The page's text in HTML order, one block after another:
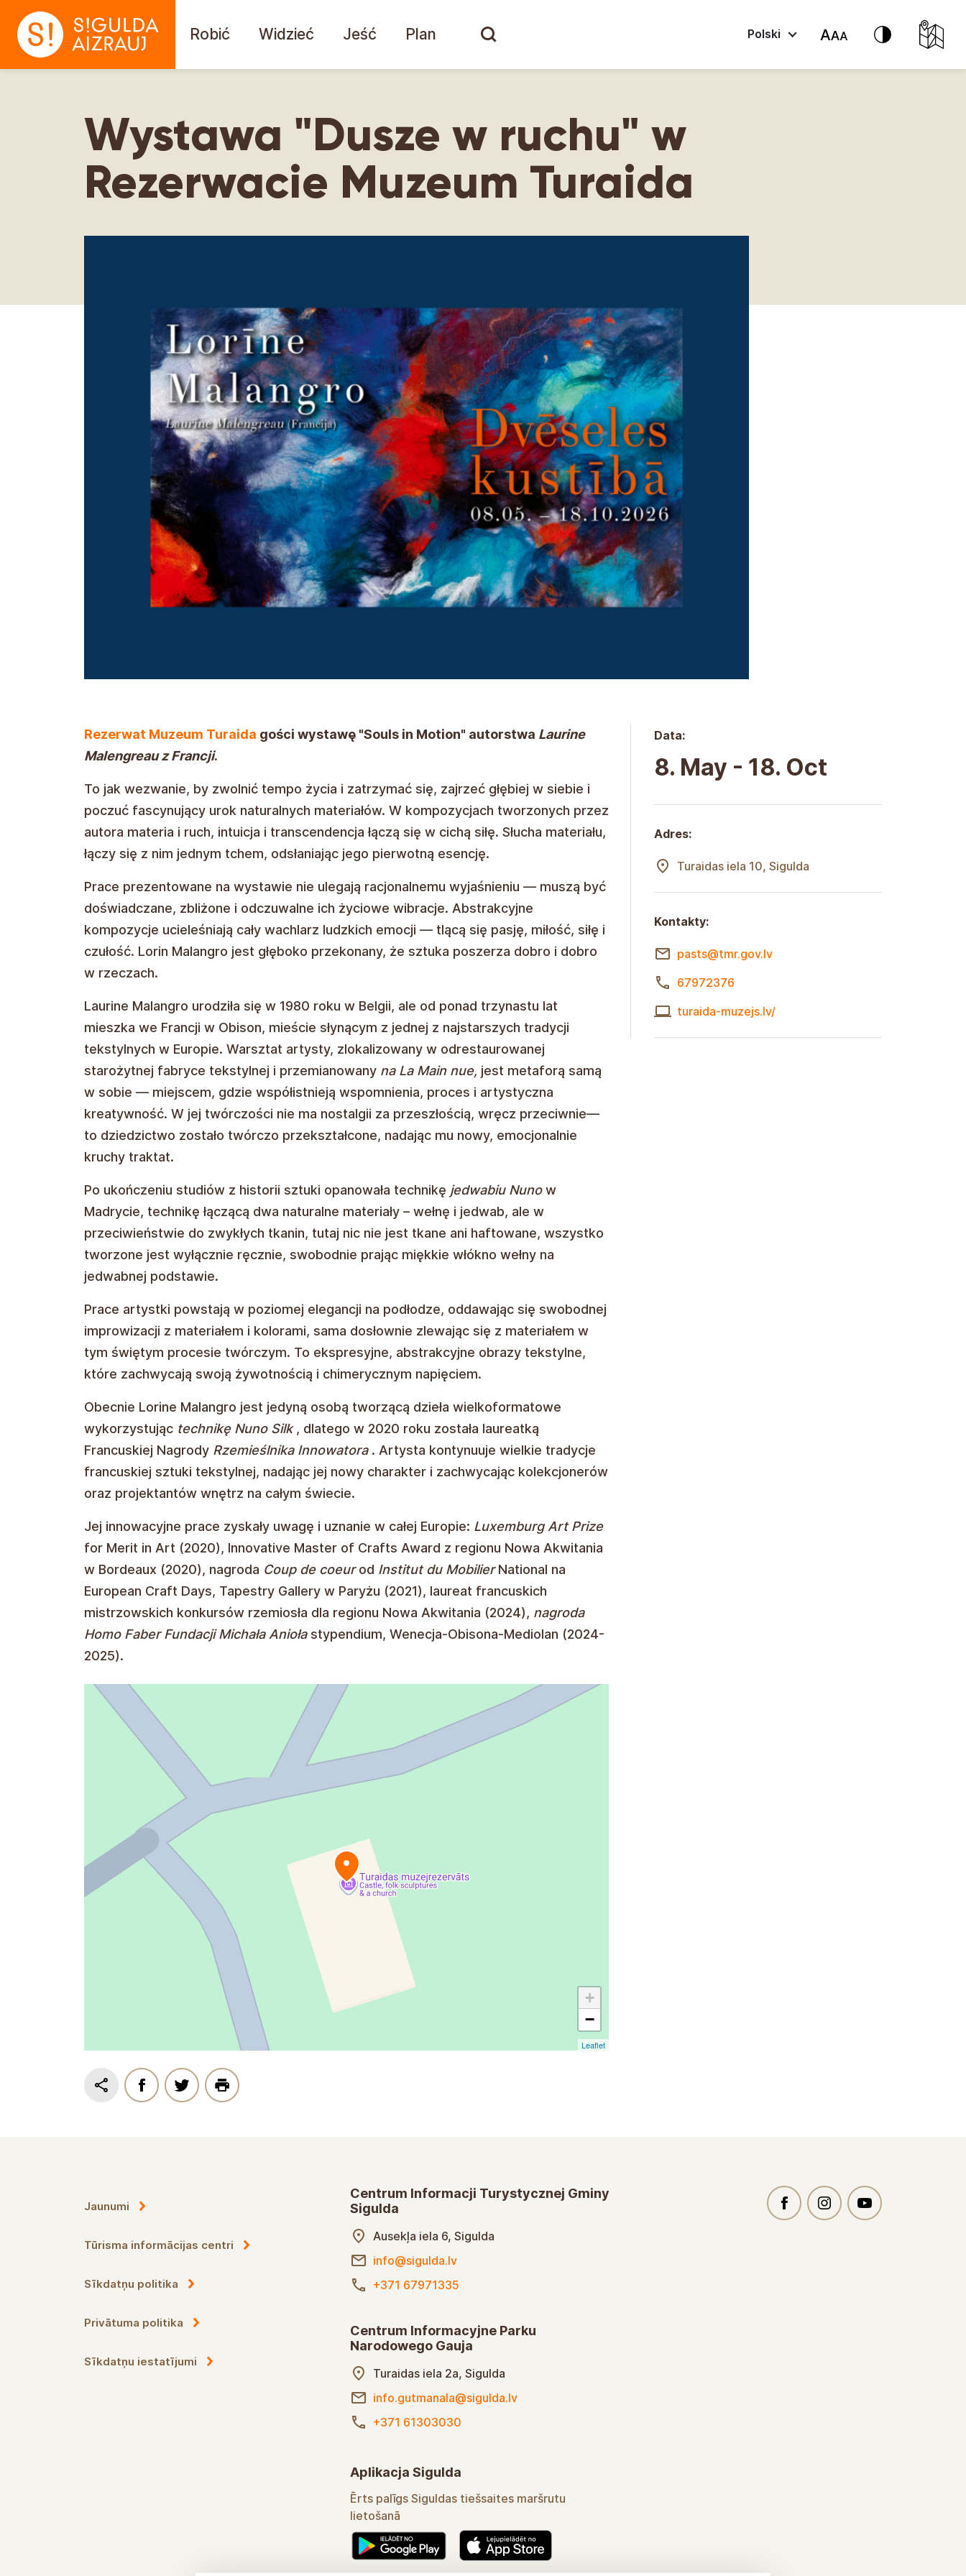
Robić Widzieć Jeść Plan Polski
Wystawa "Dusze w ruchu" w
Rezerwacie Muzeum Turaida
Rezerwat Muzeum Turaida gości wystawę "Souls in Motion" autorstwa Laurine
Malengreau z Francji.
To jak wezwanie, by zwolnić tempo życia i zatrzymać się, zajrzeć głębiej w siebie i
poczuć fascynujący urok naturalnych materiałów. W kompozycjach tworzonych przez
autora materia i ruch, intuicja i transcendencja łączą się w cichą siłę. Słucha materiału,
łączy się z nim jednym tchem, odsłaniając jego pierwotną esencję.
Prace prezentowane na wystawie nie ulegają racjonalnemu wyjaśnieniu — muszą być
doświadczane, zbliżone i odczuwalne ich życiowe wibracje. Abstrakcyjne
kompozycje ucieleśniają cały wachlarz ludzkich emocji — tlącą się pasję, miłość, siłę i
czułość. Lorin Malangro jest głęboko przekonany, że sztuka poszerza dobro i dobro
w rzeczach.
Laurine Malangro urodziła się w 1980 roku w Belgii, ale od ponad trzynastu lat
mieszka we Francji w Obison, mieście słynącym z jednej z najstarszych tradycji
tekstylnych w Europie. Warsztat artysty, zlokalizowany w odrestaurowanej
starożytnej fabryce tekstylnej i przemianowany na La Main nue, jest metaforą samą
w sobie — miejscem, gdzie współistnieją wspomnienia, proces i artystyczna
kreatywność. W jej twórczości nie ma nostalgii za przeszłością, wręcz przeciwnie—
to dziedzictwo zostało twórczo przekształcone, nadając mu nowy, emocjonalnie
kruchy traktat.
Po ukończeniu studiów z historii sztuki opanowała technikę jedwabiu Nunow
Madrycie, technikę łączącą dwa naturalne materiały – wełnę i jedwab, ale w
przeciwieństwie do zwykłych tkanin, tutaj nic nie jest tkane ani haftowane, wszystko
tworzone jest wyłącznie ręcznie, swobodnie prając miękkie włókno wełny na
jedwabnej podstawie.
Prace artystki powstają w poziomej elegancji na podłodze, oddawając się swobodnej
improwizacji z materiałem i kolorami, sama dosłownie zlewając się z materiałem w
tym świętym procesie twórczym. To ekspresyjne, abstrakcyjne obrazy tekstylne,
które zachwycają swoją żywotnością i chimerycznym napięciem.
Obecnie Lorine Malangro jest jedyną osobą tworzącą dzieła wielkoformatowe
wykorzystując technikę Nuno Silk, dlatego w 2020 roku została laureatką
Francuskiej Nagrody Rzemieślnika Innowatora. Artysta kontynuuje wielkie tradycje
francuskiej sztuki tekstylnej, nadając jej nowy charakter i zachwycając kolekcjonerów
oraz projektantów wnętrz na całym świecie.
Jej innowacyjne prace zyskały uwagę i uznanie w całej Europie: Luxemburg Art Prize
for Merit in Art (2020), Innovative Master of Crafts Award z regionu Nowa Akwitania
w Bordeaux (2020), nagroda Coup de coeurod Institut du MobilierNational na
European Craft Days, Tapestry Gallery w Paryżu (2021), laureat francuskich
mistrzowskich konkursów rzemiosła dla regionu Nowa Akwitania (2024), nagroda
Homo Faber Fundacji Michała Aniołastypendium, Wenecja-Obisona-Mediolan (2024-
2025).
+
−
Leaflet
Data:
8. May - 18. Oct
Adres:
Turaidas iela 10, Sigulda
Kontakty:
pasts@tmr.gov.lv
67972376
turaida-muzejs.lv/
Jaunumi
Tūrisma informācijas centri
Sīkdatņu politika
Privātuma politika
Sīkdatņu iestatījumi
Centrum Informacji Turystycznej Gminy
Sigulda
Ausekļa iela 6, Sigulda
info@sigulda.lv
+371 67971335
Centrum Informacyjne Parku
Narodowego Gauja
Turaidas iela 2a, Sigulda
info.gutmanala@sigulda.lv
+371 61303030
Aplikacja Sigulda
Ērts palīgs Siguldas tiešsaites maršrutu
lietošanā